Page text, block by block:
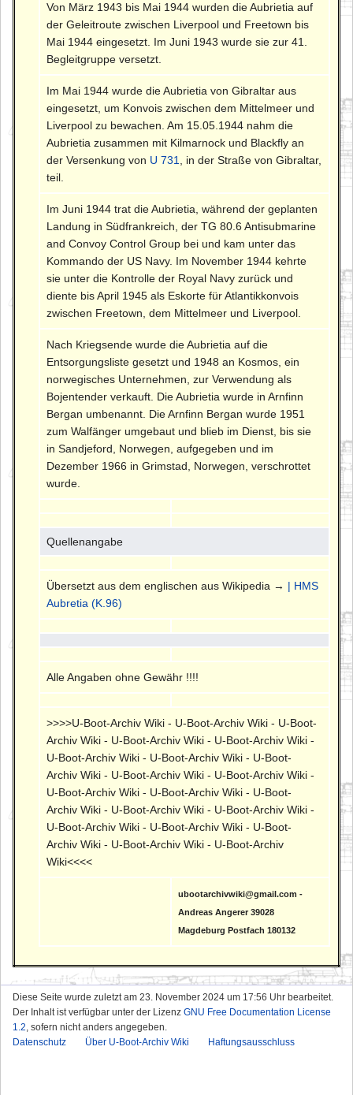
Von März 1943 bis Mai 1944 wurden die Aubrietia auf
der Geleitroute zwischen Liverpool und Freetown bis
Mai 1944 eingesetzt. Im Juni 1943 wurde sie zur 41.
Begleitgruppe versetzt.
Im Mai 1944 wurde die Aubrietia von Gibraltar aus
eingesetzt, um Konvois zwischen dem Mittelmeer und
Liverpool zu bewachen. Am 15.05.1944 nahm die
Aubrietia zusammen mit Kilmarnock und Blackfly an
der Versenkung von U 731
, in der Straße von Gibraltar,
teil.
Im Juni 1944 trat die Aubrietia, während der geplanten
Landung in Südfrankreich, der TG 80.6 Antisubmarine
and Convoy Control Group bei und kam unter das
Kommando der US Navy. Im November 1944 kehrte
sie unter die Kontrolle der Royal Navy zurück und
diente bis April 1945 als Eskorte für Atlantikkonvois
zwischen Freetown, dem Mittelmeer und Liverpool.
Nach Kriegsende wurde die Aubrietia auf die
Entsorgungsliste gesetzt und 1948 an Kosmos, ein
norwegisches Unternehmen, zur Verwendung als
Bojentender verkauft. Die Aubrietia wurde in Arnfinn
Bergan umbenannt. Die Arnfinn Bergan wurde 1951
zum Walfänger umgebaut und blieb im Dienst, bis sie
in Sandjeford, Norwegen, aufgegeben und im
Dezember 1966 in Grimstad, Norwegen, verschrottet
wurde.
Quellenangabe
Übersetzt aus dem englischen aus Wikipedia → | HMS
Aubretia (K.96)
Alle Angaben ohne Gewähr !!!!
>>>>U-Boot-Archiv Wiki - U-Boot-Archiv Wiki - U-Boot-
Archiv Wiki - U-Boot-Archiv Wiki - U-Boot-Archiv Wiki -
U-Boot-Archiv Wiki - U-Boot-Archiv Wiki - U-Boot-
Archiv Wiki - U-Boot-Archiv Wiki - U-Boot-Archiv Wiki -
U-Boot-Archiv Wiki - U-Boot-Archiv Wiki - U-Boot-
Archiv Wiki - U-Boot-Archiv Wiki - U-Boot-Archiv Wiki -
U-Boot-Archiv Wiki - U-Boot-Archiv Wiki - U-Boot-
Archiv Wiki - U-Boot-Archiv Wiki - U-Boot-Archiv
Wiki<<<<
ubootarchivwiki@gmail.com -
Andreas Angerer 39028
Magdeburg Postfach 180132
Diese Seite wurde zuletzt am 23. November 2024 um 17:56 Uhr bearbeitet.
Der Inhalt ist verfügbar unter der Lizenz GNU Free Documentation License
1.2, sofern nicht anders angegeben.
Datenschutz
Über U-Boot-Archiv Wiki Haftungsausschluss